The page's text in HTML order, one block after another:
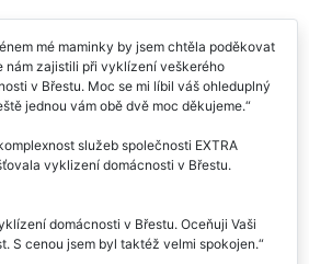
mé maminky by jsem chtěla poděkovat
nám zajistili při vyklízení veškerého
v Břestu. Moc se mi líbil váš ohleduplný
jednou vám obě dvě moc děkujeme.
služeb společnosti EXTRA
vyklizení domácnosti v Břestu.
domácnosti v Břestu. Oceňuji Vaši
S cenou jsem byl taktéž velmi spokojen.